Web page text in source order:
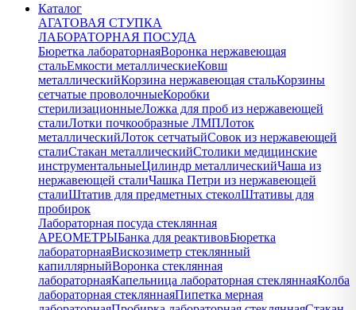
Каталог
АГАТОВАЯ СТУПКА
ЛАБОРАТОРНАЯ ПОСУДА
Бюретка лабораторнаяВоронка нержавеющая
стальЕмкости металлическиеКовш
металлическийКорзина нержавеющая стальКорзины
сетчатые проволочныеКоробки
стерилизационныеЛожка для проб из нержавеющей
сталиЛотки почкообразные ЛМПЛоток
металлическийЛоток сетчатыйСовок из нержавеющей
сталиСтакан металлическийСтолики медицинские
инструментальныеЦилиндр металлическийЧаша из
нержавеющей сталиЧашка Петри из нержавеющей
сталиШтатив для предметных стеколШтативы для
пробирок
Лабораторная посуда стеклянная
АРЕОМЕТРЫБанка для реактивовБюретка
лабораторнаяВискозиметр стеклянный
капиллярныйВоронка стеклянная
лабораторнаяКапельница лабораторная стекляннаяКолба
лабораторная стекляннаяПипетка мерная